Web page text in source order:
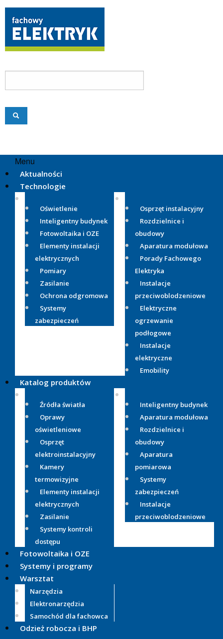
Menu
Aktualności
Technologie
Oświetlenie
Inteligentny budynek
Fotowoltaika i OZE
Elementy instalacji
elektrycznych
Pomiary
Zasilanie
Ochrona odgromowa
Systemy
zabezpieczeń
Osprzęt instalacyjny
Rozdzielnice i
obudowy
Aparatura modułowa
Porady Fachowego
Elektryka
Instalacje
przeciwoblodzeniowe
Elektryczne
ogrzewanie
podłogowe
Instalacje
elektryczne
Emobility
Katalog produktów
Źródła światła
Oprawy
oświetleniowe
Osprzęt
elektroinstalacyjny
Kamery
termowizyjne
Elementy instalacji
elektrycznych
Zasilanie
Systemy kontroli
dostępu
Inteligentny budynek
Aparatura modułowa
Rozdzielnice i
obudowy
Aparatura
pomiarowa
Systemy
zabezpieczeń
Instalacje
przeciwoblodzeniowe
Fotowoltaika i OZE
Systemy i programy
Warsztat
Narzędzia
Elektronarzędzia
Samochód dla fachowca
Odzież robocza i BHP